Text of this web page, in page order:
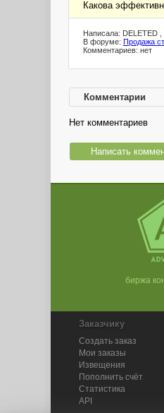
Какова
Написала: DELETED ,
В форуме: Продажа
Комментариев: нет
Комментарии
Нет комментариев
Написать
биржа
Заказчику
Создать заказ
Мои заказы
Извещения
Пополнить счёт
Статистика
API